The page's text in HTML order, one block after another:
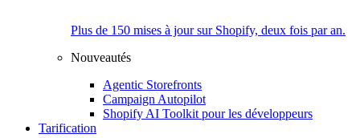
Plus de 150 mises à jour sur Shopify, deux fois par an.
Nouveautés
Agentic Storefronts
Campaign Autopilot
Shopify AI Toolkit pour les développeurs
Tarification